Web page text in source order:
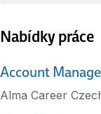
Nabídky práce
Account
Alma Career